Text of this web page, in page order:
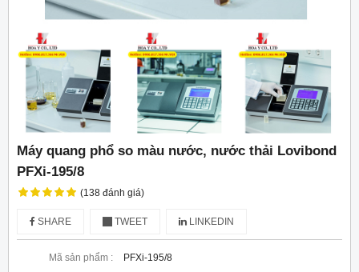
Máy quang phổ so màu nước, nước thải Lovibond
PFXi-195/8
(138 đánh giá)
SHARE TWEET LINKEDIN
Mã sản phẩm :
PFXi-195/8